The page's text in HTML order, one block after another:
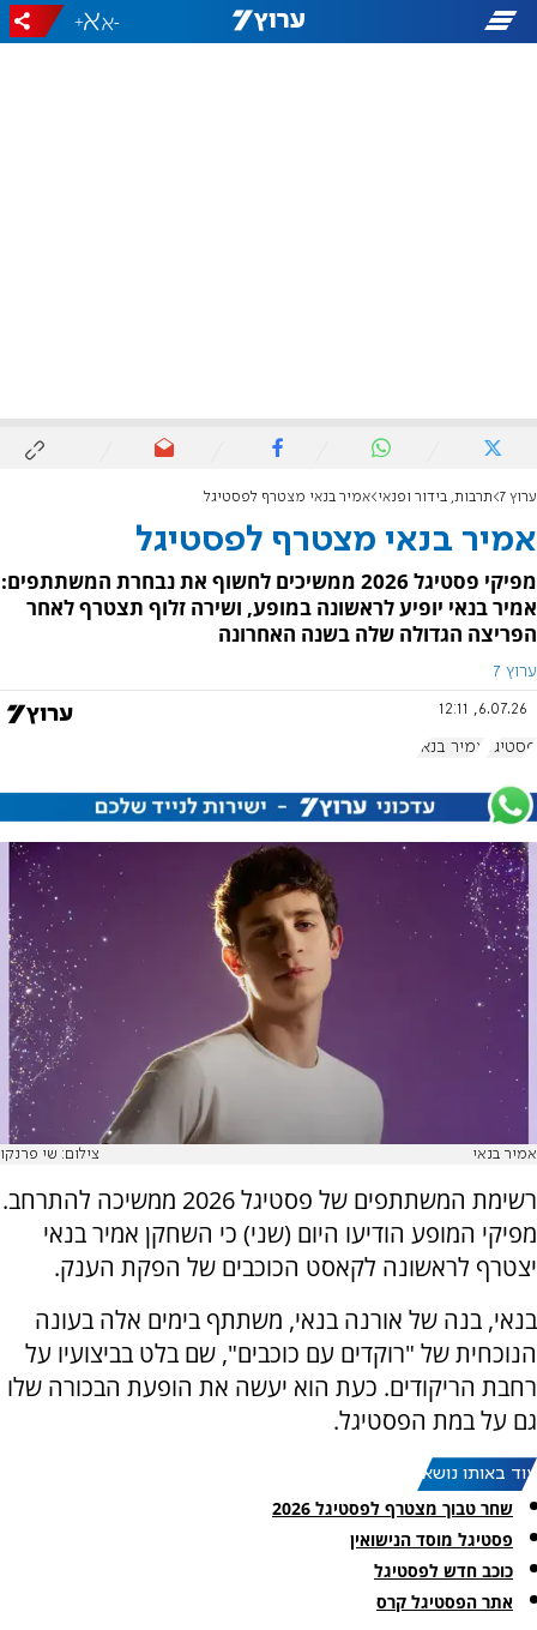
-
+
ערוץ 7 תרבות, בידור ופנאי אמיר בנאי מצטרף לפסטיגל
אמיר בנאי מצטרף לפסטיגל
מפיקי פסטיגל 2026 ממשיכים לחשוף את נבחרת המשתתפים:
אמיר בנאי יופיע לראשונה במופע, ושירה זלוף תצטרף לאחר
הפריצה הגדולה שלה בשנה האחרונה
ערוץ 7
6.07.26, 12:11
פסטיגל אמיר בנאי
אמיר בנאי צילום: שי פרנקו
רשימת המשתתפים של פסטיגל 2026 ממשיכה להתרחב.
מפיקי המופע הודיעו היום (שני) כי השחקן אמיר בנאי
יצטרף לראשונה לקאסט הכוכבים של הפקת הענק.
בנאי, בנה של אורנה בנאי, משתתף בימים אלה בעונה
הנוכחית של "רוקדים עם כוכבים", שם בלט בביצועיו על
רחבת הריקודים. כעת הוא יעשה את הופעת הבכורה שלו
גם על במת הפסטיגל.
עוד באותו נושא:
שחר טבוך מצטרף לפסטיגל 2026
פסטיגל מוסד הנישואין
כוכב חדש לפסטיגל
אתר הפסטיגל קרס